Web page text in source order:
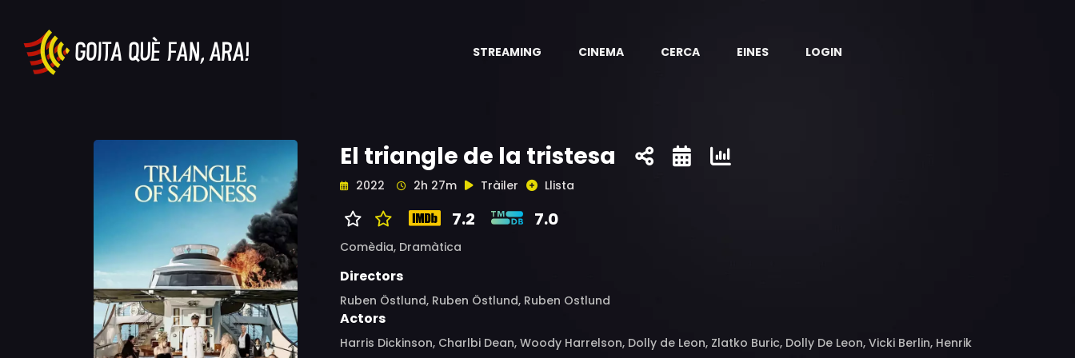
STREAMING CINEMA CERCA EINES LOGIN
El triangle de la tristesa
2022 2h 27m Tràiler Llista
7.2 7.0
Comèdia, Dramàtica
Directors
Ruben Östlund, Ruben Östlund, Ruben Ostlund
Actors
Harris Dickinson, Charlbi Dean, Woody Harrelson, Dolly de Leon, Zlatko Buric, Dolly De Leon, Vicki Berlin, Henrik